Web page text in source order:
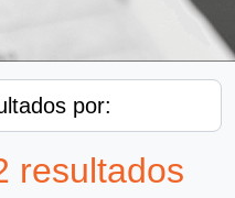
por:
resultados